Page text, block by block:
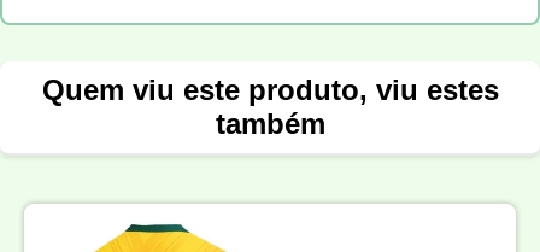
Quem viu este produto, viu estes
também